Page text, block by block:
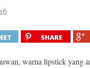
SHARE
warna lipstick yang